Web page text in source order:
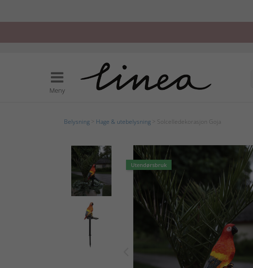
Meny
Belysning Hage & utebelysning > Solcelledekorasjon Goja
Utendørsbruk